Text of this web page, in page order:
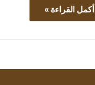
أكمل القراءة »